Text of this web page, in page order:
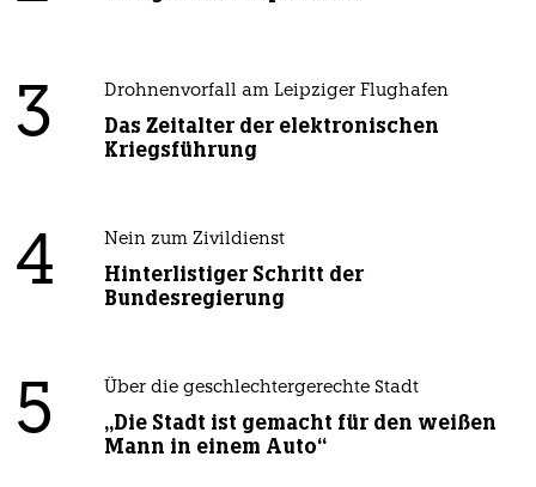
3 Drohnenvorfall am Leipziger Flughafen
Das Zeitalter der elektronischen
Kriegsführung
4 Nein zum Zivildienst
Hinterlistiger Schritt der
Bundesregierung
5 Über die geschlechtergerechte Stadt
„Die Stadt ist gemacht für den weißen
Mann in einem Auto“